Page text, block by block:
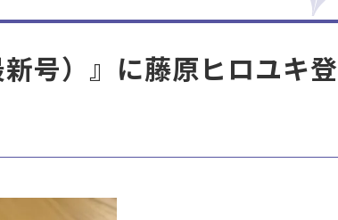
新号）』に藤原ヒロユキ登